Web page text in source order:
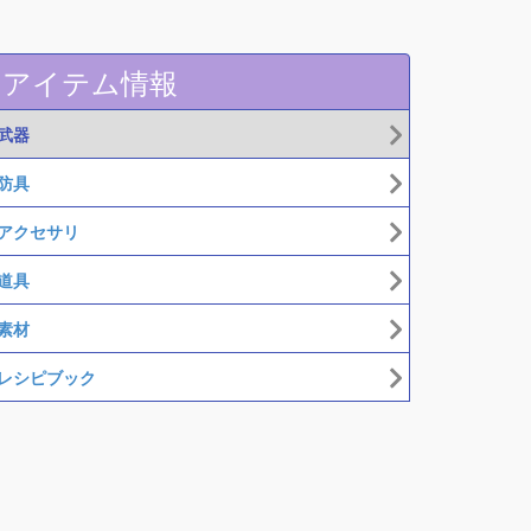
アイテム情報
器
具
クセサリ
具
材
レシピブック